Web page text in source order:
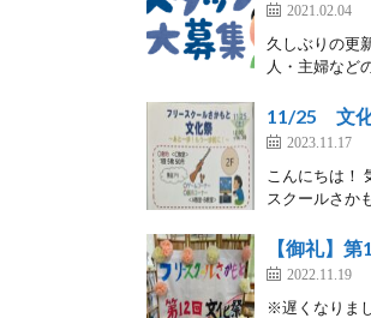
2021.02.04
久しぶりの更
人・主婦など
11/25 文化
2023.11.17
こんにちは！
スクールさか
【御礼】
2022.11.19
※遅くなりま